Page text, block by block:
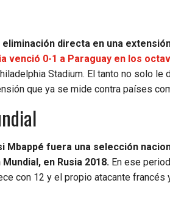
directa en una
venció 0-1 a Paraguay en los
Stadium. El tanto no solo
que ya se mide contra países
Mbappé fuera una selección
en Rusia 2018. En ese
con 12 y el propio atacante